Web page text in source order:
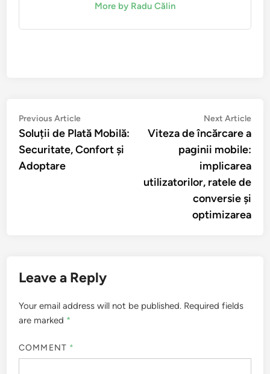
More by Radu Călin
Post
navigation
Previous ArticlePrevious
article:
Soluții de Plată Mobilă:
Securitate, Confort și
Adoptare
Next Article
Viteza de încărcare a
paginii mobile:
implicarea
utilizatorilor, ratele de
conversie și
optimizarea
Leave a Reply
Your email address will not be published. Required fields
are marked *
COMMENT *